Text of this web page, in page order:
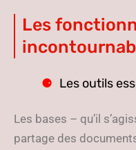
Les
Les outils
Les bases – qu’il
partage des